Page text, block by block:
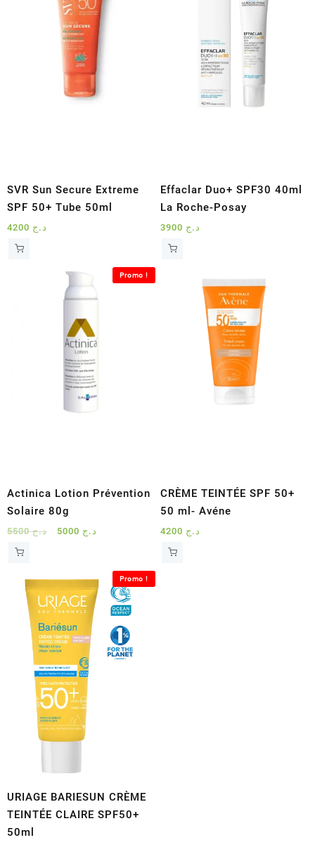
SVR Sun Secure Extreme
SPF 50+ Tube 50ml
د.ج
Effaclar Duo+ SPF30 40ml
La Roche-Posay
د.ج
Promo !
Actinica Lotion Prévention
Solaire 80g
د.ج5500
Le
د.ج 5500.
د.ج
est :
د.ج 5000.
CRÈME TEINTÉE SPF 50+
50 ml- Avéne
د.ج
Promo !
URIAGE BARIESUN CRÈME
TEINTÉE CLAIRE SPF50+
50ml